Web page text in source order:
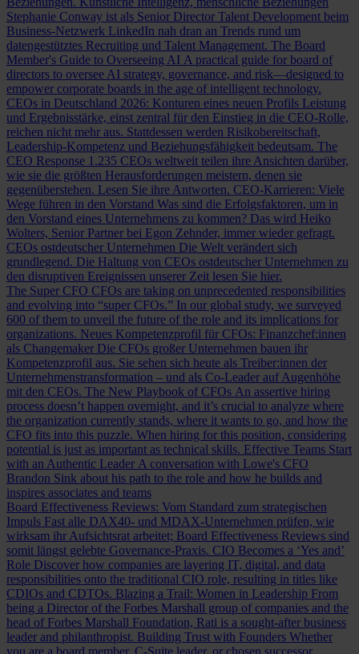
Stephanie Conway ist als Senior Director Talent Development beim
Business-Netzwerk LinkedIn nah dran an Trends rund um
datengestütztes Recruiting und Talent Management. The Board
Member's Guide to Overseeing AI A practical guide for board of
directors to oversee AI strategy, governance, and risk—designed to
empower corporate boards in the age of intelligent technology.
CEOs in Deutschland 2026: Konturen eines neuen Profils Leistung
und Ergebnisstärke, einst zentral für den Einstieg in die CEO-Rolle,
reichen nicht mehr aus. Stattdessen werden Risikobereitschaft,
Leadership-Kompetenz und Beziehungsfähigkeit bedeutsam. The
CEO Response 1.235 CEOs weltweit teilen ihre Ansichten darüber,
wie sie die größten Herausforderungen meistern, denen sie
gegenüberstehen. Lesen Sie ihre Antworten. CEO-Karrieren: Viele
Wege führen in den Vorstand Was sind die Erfolgsfaktoren, um in
den Vorstand eines Unternehmens zu kommen? Das wird Heiko
Wolters, Senior Partner bei Egon Zehnder, immer wieder gefragt.
CEOs ostdeutscher Unternehmen Die Welt verändert sich
grundlegend. Die Haltung von CEOs ostdeutscher Unternehmen zu
den disruptiven Ereignissen unserer Zeit lesen Sie hier.
The Super CFO CFOs are taking on unprecedented responsibilities
and evolving into “super CFOs.” In our global study, we surveyed
600 of them to unveil the future of the role and its implications for
organizations. Neues Kompetenzprofil für CFOs: Finanzchef:innen
als Changemaker Die CFOs großer Unternehmen bauen ihr
Kompetenzprofil aus. Sie sehen sich heute als Treiber:innen der
Unternehmenstransformation – und als Co-Leader auf Augenhöhe
mit den CEOs. The New Playbook of CFOs An assertive hiring
process doesn’t happen overnight, and it’s crucial to analyze where
the organization currently stands, where it wants to go, and how the
CFO fits into this puzzle. When hiring for this position, considering
potential is just as important as technical skills. Effective Teams Start
with an Authentic Leader A conversation with Lowe's CFO
Brandon Sink about his path to the role and how he builds and
inspires associates and teams
Board Effectiveness Reviews: Vom Standard zum strategischen
Impuls Fast alle DAX40- und MDAX-Unternehmen prüfen, wie
wirksam ihr Aufsichtsrat arbeitet; Board Effectiveness Reviews sind
somit längst gelebte Governance-Praxis. CIO Becomes a ‘Yes and’
Role Discover how companies are layering IT, digital, and data
responsibilities onto the traditional CIO role, resulting in titles like
CDIOs and CDTOs. Blazing a Trail: Women in Leadership From
being a Director of the Forbes Marshall group of companies and the
head of Forbes Marshall Foundation, Rati is a sought-after business
leader and philanthropist. Building Trust with Founders Whether
you are a board member, C-Suite leader, or chosen successor,